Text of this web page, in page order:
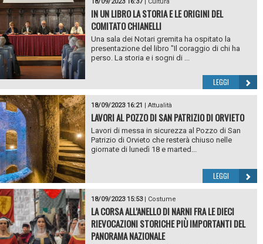
18/09/2023 16:37| Cultura
IN UN LIBRO LA STORIA E LE ORIGINI DEL
COMITATO CHIANELLI
Una sala dei Notari gremita ha ospitato la
presentazione del libro "Il coraggio di chi ha
perso. La storia e i sogni di ...
LEGGI
18/09/2023 16:21 Attualità
LAVORI AL POZZO DI SAN PATRIZIO DI ORVIETO
Lavori di messa in sicurezza al Pozzo di San
Patrizio di Orvieto che resterà chiuso nelle
giornate di lunedì 18 e marted...
LEGGI
18/09/2023 15:53| Costume
LA CORSA ALL’ANELLO DI NARNI FRA LE DIECI
RIEVOCAZIONI STORICHE PIÙ IMPORTANTI DEL
PANORAMA NAZIONALE